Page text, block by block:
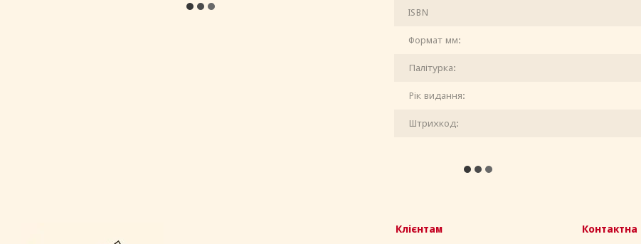
ISBN
Формат мм:
Палітурка:
Рік видання:
Штрихкод:
Клієнтам Контактна